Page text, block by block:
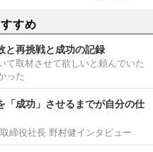
すめ
と再挑戦と成功の記録
て取材させて欲しいと頼んでいた
った
「成功」させるまでが自分の仕
締役社長 野村健インタビュー